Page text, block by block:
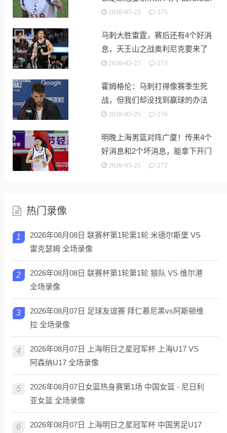
战2026-05-25 275
马刺大胜雷霆，赛后还有4个好消
息，天王山之战奥利尼克要来了
2026-05-25 273
霍姆格伦：马刺打得像赛季生死
战，但我们却没找到赢球的办法
2026-05-25 276
明晚上海男篮对阵广厦！传来4个
好消息和2个坏消息，能拿下开门
红2026-05-25 272
热门录像
1
2026年08月08日 联赛杯第1轮第1轮 米德尔斯堡 VS
雷克瑟姆 全场录像
2
2026年08月08日 联赛杯第1轮第1轮 狼队 VS 维尔港
全场录像
3
2026年08月07日 足球友谊赛 拜仁慕尼黑vs阿斯顿维
拉 全场录像
4
2026年08月07日 上海明日之星冠军杯 上海U17 VS
阿森纳U17 全场录像
5
2026年08月07日女篮热身赛第1场 中国女篮 - 尼日利
亚女篮 全场录像
6
2026年08月07日 上海明日之星冠军杯 中国男足U17